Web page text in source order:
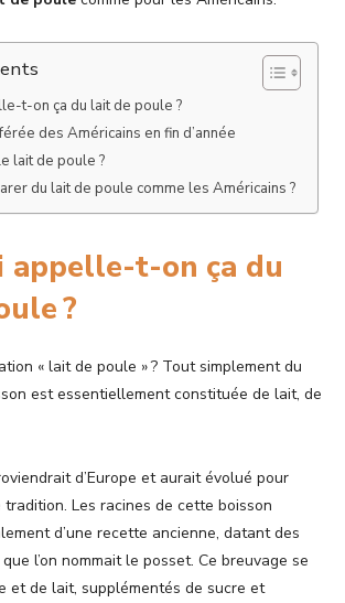
t-on ça du lait de poule ?
des Américains en fin d’année
lait de poule ?
du lait de poule comme les Américains ?
appelle-t-on ça du
?
« lait de poule » ? Tout simplement du
est essentiellement constituée de lait, de
d’Europe et aurait évolué pour
Les racines de cette boisson
d’une recette ancienne, datant des
l’on nommait le posset. Ce breuvage se
et de lait, supplémentés de sucre et